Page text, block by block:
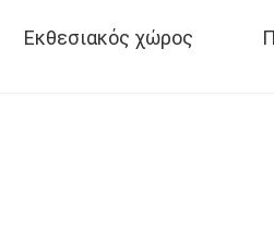
Εκθεσιακός χώρος